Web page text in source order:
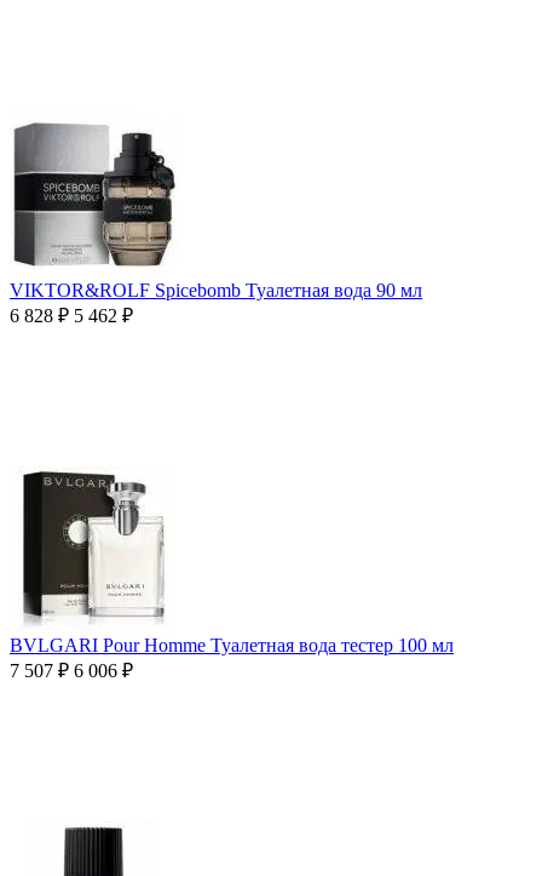
VIKTOR&ROLF Spicebomb Туалетная вода 90 мл
6 828 ₽ 5 462 ₽
BVLGARI Pour Homme Туалетная вода тестер 100 мл
7 507 ₽ 6 006 ₽